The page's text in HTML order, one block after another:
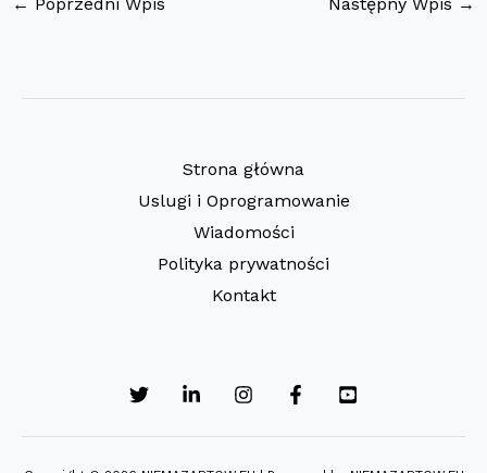
Strona główna
Uslugi i Oprogramowanie
Wiadomości
Polityka prywatności
Kontakt